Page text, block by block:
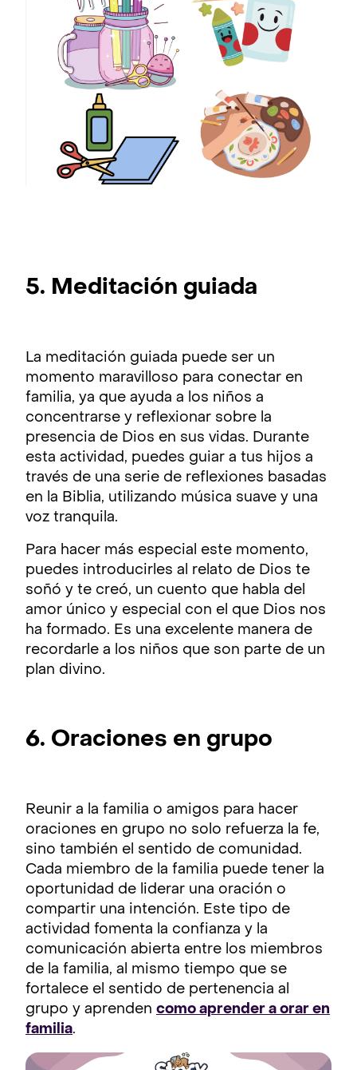
5. Meditación guiada
La meditación guiada puede ser un
momento maravilloso para conectar en
familia, ya que ayuda a los niños a
concentrarse y reflexionar sobre la
presencia de Dios en sus vidas. Durante
esta actividad, puedes guiar a tus hijos a
través de una serie de reflexiones basadas
en la Biblia, utilizando música suave y una
voz tranquila.
Para hacer más especial este momento,
puedes introducirles al relato de Dios te
soñó y te creó, un cuento que habla del
amor único y especial con el que Dios nos
ha formado. Es una excelente manera de
recordarle a los niños que son parte de un
plan divino.
6. Oraciones en grupo
Reunir a la familia o amigos para hacer
oraciones en grupo no solo refuerza la fe,
sino también el sentido de comunidad.
Cada miembro de la familia puede tener la
oportunidad de liderar una oración o
compartir una intención. Este tipo de
actividad fomenta la confianza y la
comunicación abierta entre los miembros
de la familia, al mismo tiempo que se
fortalece el sentido de pertenencia al
grupo y aprenden como aprender a orar en
familia.